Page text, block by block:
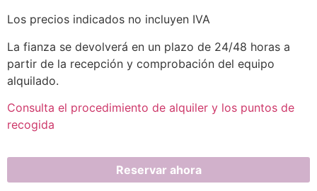
Los precios indicados no incluyen IVA
La fianza se devolverá en un plazo de 24/48 horas a
partir de la recepción y comprobación del equipo
alquilado.
Consulta el procedimiento de alquiler y los puntos de
recogida
Reservar ahora